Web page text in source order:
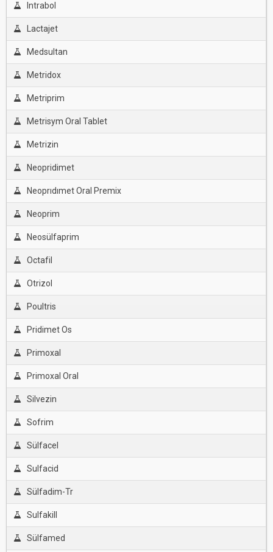
Intrabol
Lactajet
Medsultan
Metridox
Metriprim
Metrisym Oral Tablet
Metrizin
Neopridimet
Neoprıdımet Oral Premix
Neoprim
Neosülfaprim
Octafil
Otrizol
Poultris
Pridimet Os
Primoxal
Primoxal Oral
Silvezin
Sofrim
Sülfacel
Sulfacid
Sülfadim-Tr
Sulfakill
Sülfamed